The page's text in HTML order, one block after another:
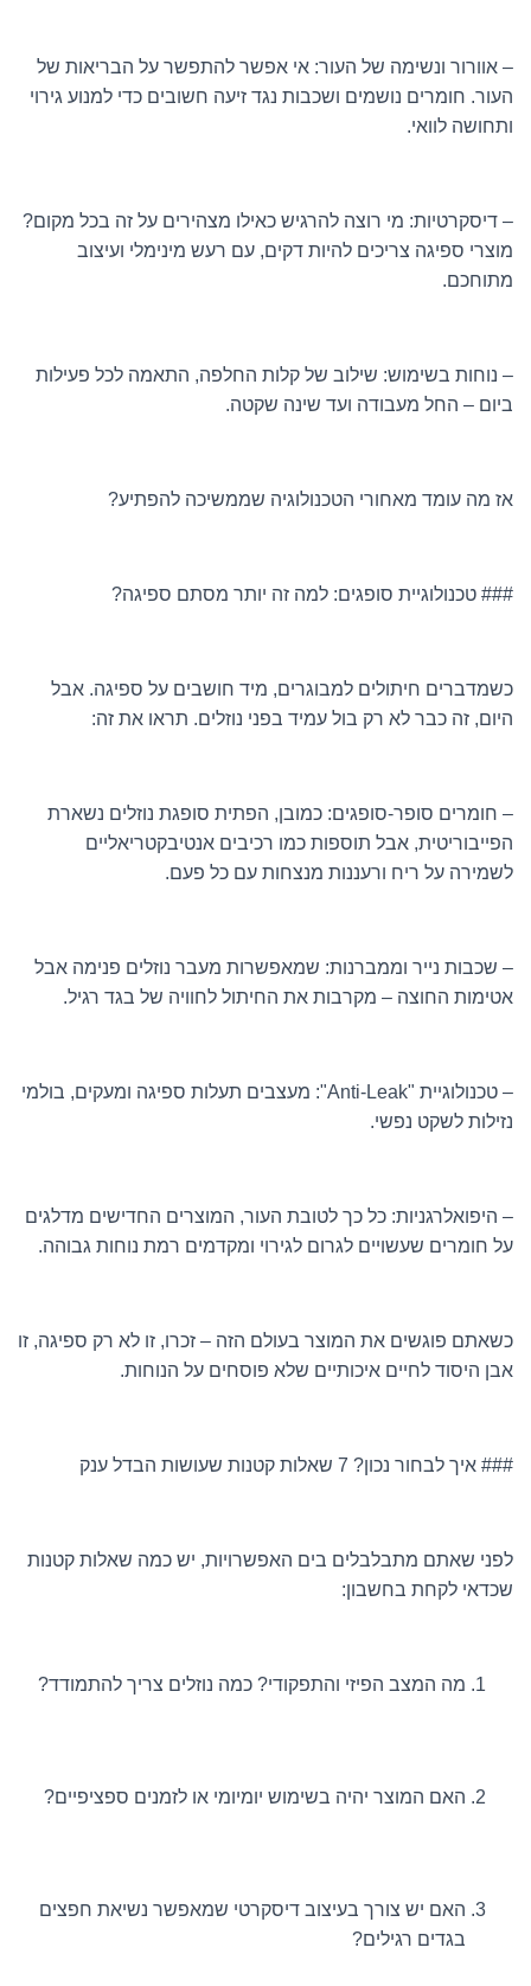
– אוורור ונשימה של העור: אי אפשר להתפשר על הבריאות של
העור. חומרים נושמים ושכבות נגד זיעה חשובים כדי למנוע גירוי
ותחושה לוואי.
– דיסקרטיות: מי רוצה להרגיש כאילו מצהירים על זה בכל מקום?
מוצרי ספיגה צריכים להיות דקים, עם רעש מינימלי ועיצוב
מתוחכם.
– נוחות בשימוש: שילוב של קלות החלפה, התאמה לכל פעילות
ביום – החל מעבודה ועד שינה שקטה.
אז מה עומד מאחורי הטכנולוגיה שממשיכה להפתיע?
### טכנולוגיית סופגים: למה זה יותר מסתם ספיגה?
כשמדברים חיתולים למבוגרים, מיד חושבים על ספיגה. אבל
היום, זה כבר לא רק בול עמיד בפני נוזלים. תראו את זה:
– חומרים סופר-סופגים: כמובן, הפתית סופגת נוזלים נשארת
הפייבוריטית, אבל תוספות כמו רכיבים אנטיבקטריאליים
לשמירה על ריח ורעננות מנצחות עם כל פעם.
– שכבות נייר וממברנות: שמאפשרות מעבר נוזלים פנימה אבל
אטימות החוצה – מקרבות את החיתול לחוויה של בגד רגיל.
– טכנולוגיית "Anti-Leak": מעצבים תעלות ספיגה ומעקים, בולמי
נזילות לשקט נפשי.
– היפואלרגניות: כל כך לטובת העור, המוצרים החדישים מדלגים
על חומרים שעשויים לגרום לגירוי ומקדמים רמת נוחות גבוהה.
כשאתם פוגשים את המוצר בעולם הזה – זכרו, זו לא רק ספיגה, זו
אבן היסוד לחיים איכותיים שלא פוסחים על הנוחות.
### איך לבחור נכון? 7 שאלות קטנות שעושות הבדל ענק
לפני שאתם מתבלבלים בים האפשרויות, יש כמה שאלות קטנות
שכדאי לקחת בחשבון:
מה המצב הפיזי והתפקודי? כמה נוזלים צריך להתמודד?
האם המוצר יהיה בשימוש יומיומי או לזמנים ספציפיים?
האם יש צורך בעיצוב דיסקרטי שמאפשר נשיאת חפצים
בגדים רגילים?